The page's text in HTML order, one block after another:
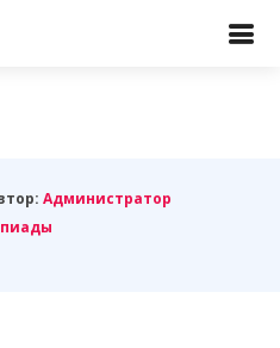
Администратор